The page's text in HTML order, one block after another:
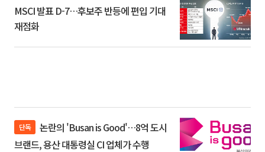
MSCI 발표 D-7…후보주 반등에 편입 기대
재점화
단독
브랜드, 용산 대통령실 CI 업체가 수행